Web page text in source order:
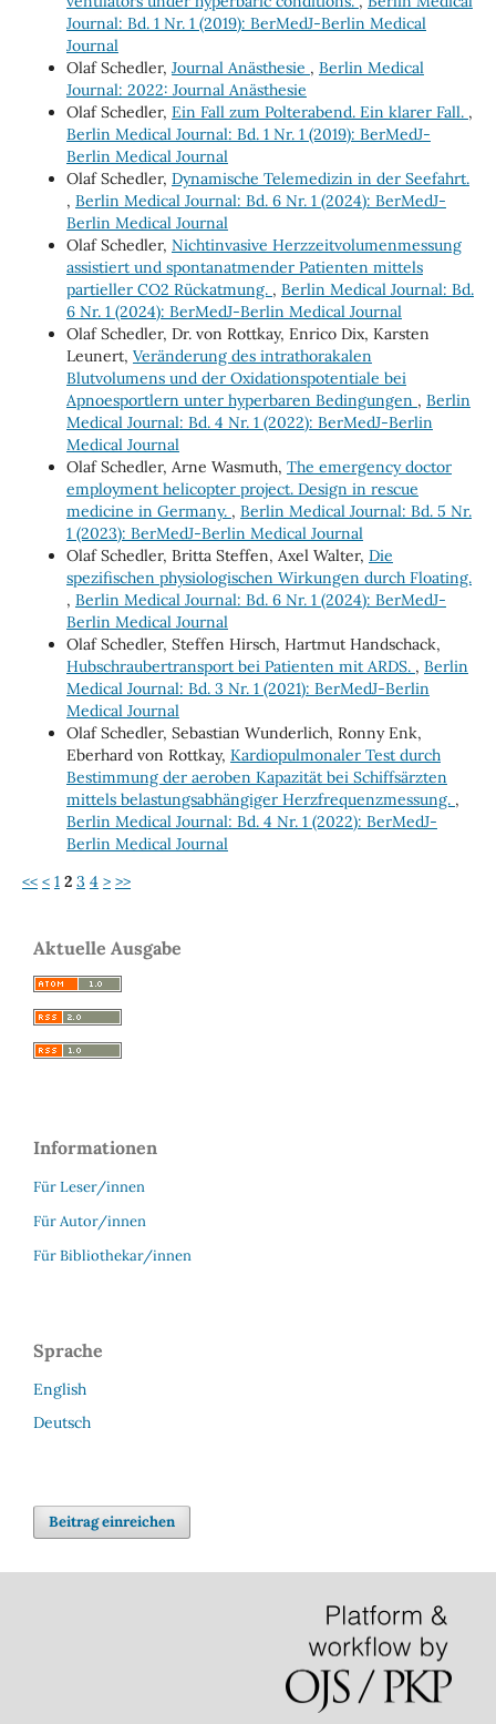
Journal: Bd. 1 Nr. 1 (2019): BerMedJ-Berlin Medical
Journal
Olaf Schedler, Journal Anästhesie , Berlin Medical
Journal: 2022: Journal Anästhesie
Olaf Schedler, Ein Fall zum Polterabend. Ein klarer Fall. ,
Berlin Medical Journal: Bd. 1 Nr. 1 (2019): BerMedJ-
Berlin Medical Journal
Olaf Schedler, Dynamische Telemedizin in der Seefahrt.
, Berlin Medical Journal: Bd. 6 Nr. 1 (2024): BerMedJ-
Berlin Medical Journal
Olaf Schedler, Nichtinvasive Herzzeitvolumenmessung
assistiert und spontanatmender Patienten mittels
partieller CO2 Rückatmung. , Berlin Medical Journal: Bd.
6 Nr. 1 (2024): BerMedJ-Berlin Medical Journal
Olaf Schedler, Dr. von Rottkay, Enrico Dix, Karsten
Leunert, Veränderung des intrathorakalen
Blutvolumens und der Oxidationspotentiale bei
Apnoesportlern unter hyperbaren Bedingungen , Berlin
Medical Journal: Bd. 4 Nr. 1 (2022): BerMedJ-Berlin
Medical Journal
Olaf Schedler, Arne Wasmuth, The emergency doctor
employment helicopter project. Design in rescue
medicine in Germany. , Berlin Medical Journal: Bd. 5 Nr.
1 (2023): BerMedJ-Berlin Medical Journal
Olaf Schedler, Britta Steffen, Axel Walter, Die
spezifischen physiologischen Wirkungen durch Floating.
, Berlin Medical Journal: Bd. 6 Nr. 1 (2024): BerMedJ-
Berlin Medical Journal
Olaf Schedler, Steffen Hirsch, Hartmut Handschack,
Hubschraubertransport bei Patienten mit ARDS. , Berlin
Medical Journal: Bd. 3 Nr. 1 (2021): BerMedJ-Berlin
Medical Journal
Olaf Schedler, Sebastian Wunderlich, Ronny Enk,
Eberhard von Rottkay, Kardiopulmonaler Test durch
Bestimmung der aeroben Kapazität bei Schiffsärzten
mittels belastungsabhängiger Herzfrequenzmessung. ,
Berlin Medical Journal: Bd. 4 Nr. 1 (2022): BerMedJ-
Berlin Medical Journal
<< < 1 2 3 4 > >>
Aktuelle Ausgabe
Informationen
Für Leser/innen
Für Autor/innen
Für Bibliothekar/innen
Sprache
English
Deutsch
Beitrag einreichen